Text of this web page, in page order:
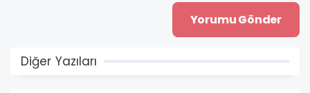
Diğer Yazıları